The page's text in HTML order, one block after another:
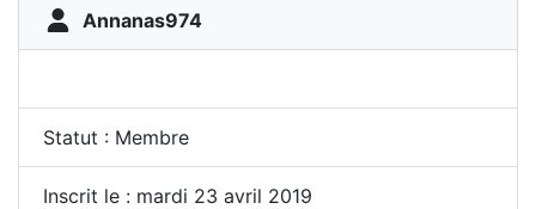
Annanas974
Statut : Membre
Inscrit le : mardi 23 avril 2019